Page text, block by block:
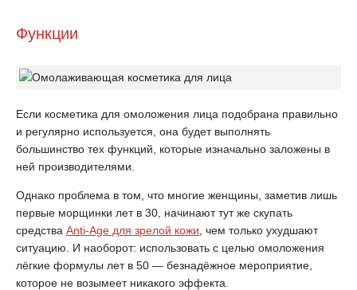
Функции
Если косметика для омоложения лица подобрана правильно
и регулярно используется, она будет выполнять
большинство тех функций, которые изначально заложены в
ней производителями.
Однако проблема в том, что многие женщины, заметив лишь
первые морщинки лет в 30, начинают тут же скупать
средства Anti-Age для зрелой кожи , чем только ухудшают
ситуацию. И наоборот: использовать с целью омоложения
лёгкие формулы лет в 50 — безнадёжное мероприятие,
которое не возымеет никакого эффекта.